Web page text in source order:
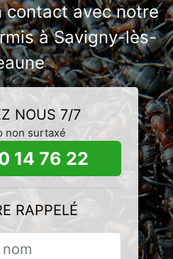
contact avec notre
à Savigny-lès-
NOUS 7/7
non surtaxé
14 76 22
RAPPELÉ